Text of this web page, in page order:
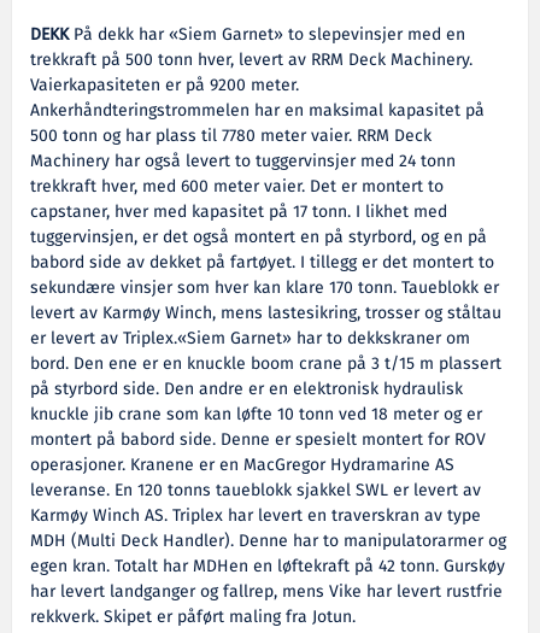
DEKKPå dekk har «Siem Garnet» to slepevinsjer med en
trekkraft på 500 tonn hver, levert av RRM Deck Machinery.
Vaierkapasiteten er på 9200 meter.
Ankerhåndteringstrommelen har en maksimal kapasitet på
500 tonn og har plass til 7780 meter vaier. RRM Deck
Machinery har også levert to tuggervinsjer med 24 tonn
trekkraft hver, med 600 meter vaier. Det er montert to
capstaner, hver med kapasitet på 17 tonn. I likhet med
tuggervinsjen, er det også montert en på styrbord, og en på
babord side av dekket på fartøyet. I tillegg er det montert to
sekundære vinsjer som hver kan klare 170 tonn. Taueblokk er
levert av Karmøy Winch, mens lastesikring, trosser og ståltau
er levert av Triplex.«Siem Garnet» har to dekkskraner om
bord. Den ene er en knuckle boom crane på 3 t/15 m plassert
på styrbord side. Den andre er en elektronisk hydraulisk
knuckle jib crane som kan løfte 10 tonn ved 18 meter og er
montert på babord side. Denne er spesielt montert for ROV
operasjoner. Kranene er en MacGregor Hydramarine AS
leveranse. En 120 tonns taueblokk sjakkel SWL er levert av
Karmøy Winch AS. Triplex har levert en traverskran av type
MDH (Multi Deck Handler). Denne har to manipulatorarmer og
egen kran. Totalt har MDHen en løftekraft på 42 tonn. Gurskøy
har levert landganger og fallrep, mens Vike har levert rustfrie
rekkverk. Skipet er påført maling fra Jotun.